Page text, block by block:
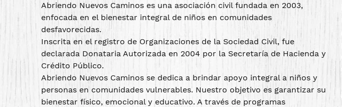
Abriendo Nuevos Caminos es una asociación civil fundada en 2003,
enfocada en el bienestar integral de niños en comunidades
desfavorecidas.
Inscrita en el registro de Organizaciones de la Sociedad Civil, fue
declarada Donataria Autorizada en 2004 por la Secretaría de Hacienda y
Crédito Público.
Abriendo Nuevos Caminos se dedica a brindar apoyo integral a niños y
personas en comunidades vulnerables. Nuestro objetivo es garantizar su
bienestar físico, emocional y educativo. A través de programas